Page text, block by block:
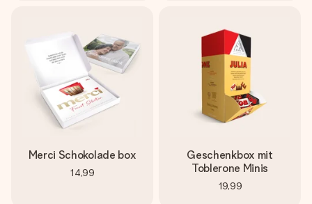
Merci Schokolade box
14,99
Geschenkbox mit
Toblerone Minis
19,99